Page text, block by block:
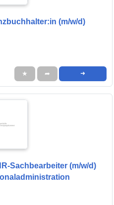
(m/w/d)
★ ➦ ➜
Sachbearbeiter (m/w/d)